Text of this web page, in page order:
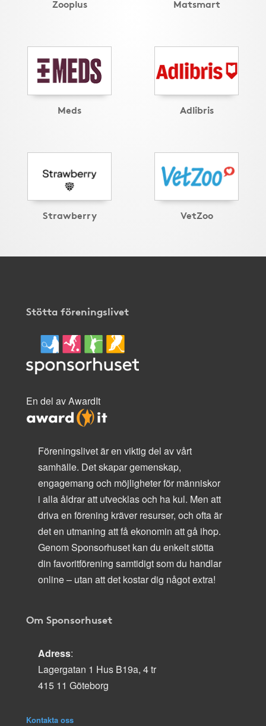
Zooplus Matsmart
Meds Adlibris
Strawberry VetZoo
Stötta föreningslivet
En del av AwardIt
Föreningslivet är en viktig del av vårt
samhälle. Det skapar gemenskap,
engagemang och möjligheter för människor
i alla åldrar att utvecklas och ha kul. Men att
driva en förening kräver resurser, och ofta är
det en utmaning att få ekonomin att gå ihop.
Genom Sponsorhuset kan du enkelt stötta
din favoritförening samtidigt som du handlar
online – utan att det kostar dig något extra!
Om Sponsorhuset
Adress:
Lagergatan 1 Hus B19a, 4 tr
415 11 Göteborg
Kontakta oss